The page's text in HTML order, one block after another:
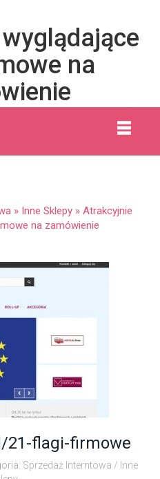
na
» Inne Sklepy» Atrakcyjnie
na zamówienie
21-flagi-firmowe
Sprzedaż Interntowa / Inne